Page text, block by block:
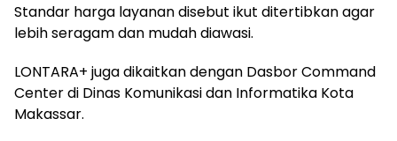
Standar harga layanan disebut ikut ditertibkan agar
lebih seragam dan mudah diawasi.
LONTARA+ juga dikaitkan dengan Dasbor Command
Center di Dinas Komunikasi dan Informatika Kota
Makassar.